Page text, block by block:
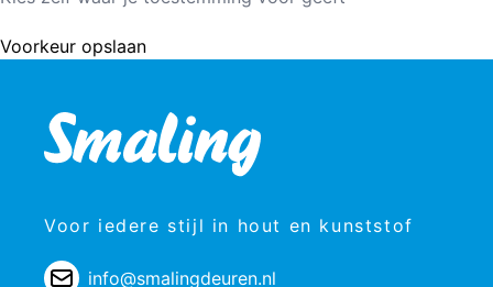
Voorkeur opslaan
Voor iedere stijl in hout en kunststof
info@smalingdeuren.nl